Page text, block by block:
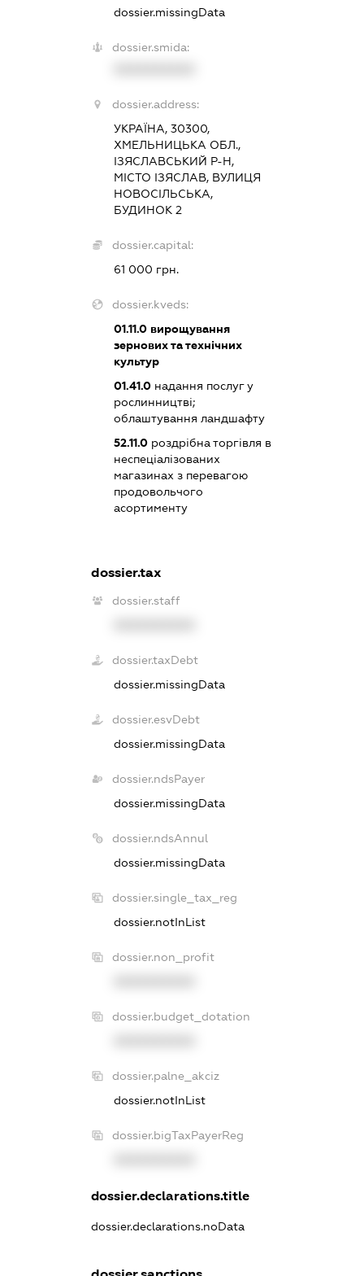
dossier.missingData
dossier.smida:
dossier.address:
УКРАЇНА, 30300,
ХМЕЛЬНИЦЬКА ОБЛ.,
ІЗЯСЛАВСЬКИЙ Р-Н,
МІСТО ІЗЯСЛАВ, ВУЛИЦЯ
НОВОСІЛЬСЬКА,
БУДИНОК 2
dossier.capital:
61 000 грн.
dossier.kveds:
01.11.0вирощування
зернових та технічних
культур
01.41.0надання послуг у
рослинництві;
облаштування ландшафту
52.11.0роздрібна торгівля в
неспеціалізованих
магазинах з перевагою
продовольчого
асортименту
dossier.tax
dossier.staff
dossier.taxDebt
dossier.missingData
dossier.esvDebt
dossier.missingData
dossier.ndsPayer
dossier.missingData
dossier.ndsAnnul
dossier.missingData
dossier.single_tax_reg
dossier.notInList
dossier.non_profit
dossier.budget_dotation
dossier.palne_akciz
dossier.notInList
dossier.bigTaxPayerReg
dossier.declarations.title
dossier.declarations.noData